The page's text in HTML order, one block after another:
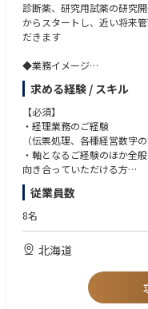
社会保険の適切な管理：
社会保険の加入・脱退処理
による情報の整備を実施。
年末調整業務の効率化：
自動計算システムの活用に
改正に伴う従業員向けの説
・確定拠出年金制度の説明
制度の有効活用支援：
従業員が将来の資産形成を
育およびサポートを提供。
実施、経営層への導入提案も
・労務相談対応と労働環境改
労務リスクの管理：
従業員からの労務に関する
応を行い、トラブルの早期
予防策および改善提案を行
組織健康度の向上：
メンタルヘルスチェックや
診断薬、研究用試薬の研究
からスタートし、近い将来
だきます
◆業務イメージ
～入社の段階～
・経理財務業務全般（経理
監査法人対応、税理士対応等
～入社後順次学んでいただ
・人事労務業務全般（勤怠
応、各種会議業務等）
・広報、IR業務等
社員のうちバックオフィス
ーとなります。経理業務を
O、経営企画など同社の主
求める経験 / スキル
【必須】
・経理業務のご経験
（伝票処理、各種経営数字
・軸となるご経験のほか全
向き合っていただける方
【歓迎】
・幅広い業務対応に興味と
ーションできる方
・フットワーク軽く小さい
従業員数
8名
北海道